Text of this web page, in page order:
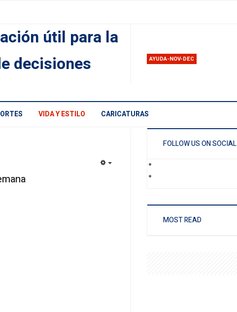
útil para la
decisiones
AYUDA-NOV-DEC
VIDA Y ESTILO CARICATURAS
FOLLOW US ON SOCIAL
MOST READ